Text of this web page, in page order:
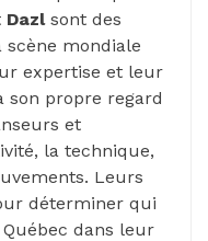
Dazlsont des
mondiale
expertise et leur
propre regard
et
la technique,
Leurs
déterminer qui
dans leur